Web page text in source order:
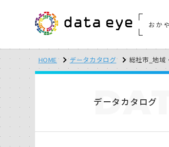
おか
HOME データカタログ 総社市_地域
データカタログ